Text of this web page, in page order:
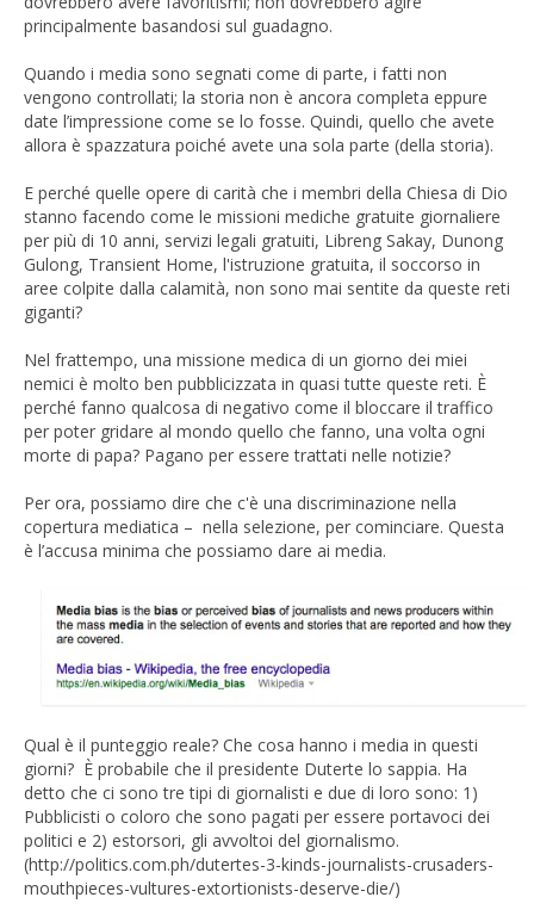
principalmente basandosi sul guadagno.
Quando i media sono segnati come di parte, i fatti non
vengono controllati; la storia non è ancora completa eppure
date l’impressione come se lo fosse. Quindi, quello che avete
allora è spazzatura poiché avete una sola parte (della storia).
E perché quelle opere di carità che i membri della Chiesa di Dio
stanno facendo come le missioni mediche gratuite giornaliere
per più di 10 anni, servizi legali gratuiti, Libreng Sakay, Dunong
Gulong, Transient Home, l'istruzione gratuita, il soccorso in
aree colpite dalla calamità, non sono mai sentite da queste reti
giganti?
Nel frattempo, una missione medica di un giorno dei miei
nemici è molto ben pubblicizzata in quasi tutte queste reti. È
perché fanno qualcosa di negativo come il bloccare il traffico
per poter gridare al mondo quello che fanno, una volta ogni
morte di papa? Pagano per essere trattati nelle notizie?
Per ora, possiamo dire che c'è una discriminazione nella
copertura mediatica – nella selezione, per cominciare. Questa
è l’accusa minima che possiamo dare ai media.
Qual è il punteggio reale? Che cosa hanno i media in questi
giorni? È probabile che il presidente Duterte lo sappia. Ha
detto che ci sono tre tipi di giornalisti e due di loro sono: 1)
Pubblicisti o coloro che sono pagati per essere portavoci dei
politici e 2) estorsori, gli avvoltoi del giornalismo.
(http://politics.com.ph/dutertes-3-kinds-journalists-crusaders-
mouthpieces-vultures-extortionists-deserve-die/)